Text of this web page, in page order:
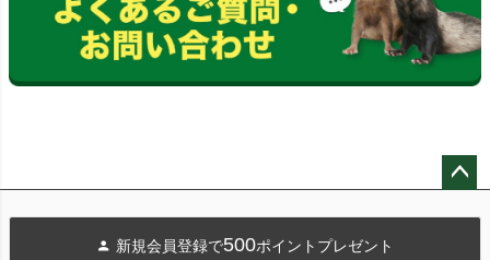
新規会員登録で500ポイントプレゼント